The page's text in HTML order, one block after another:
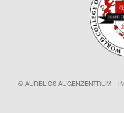
© AURELIOS AUGENZENTRUM